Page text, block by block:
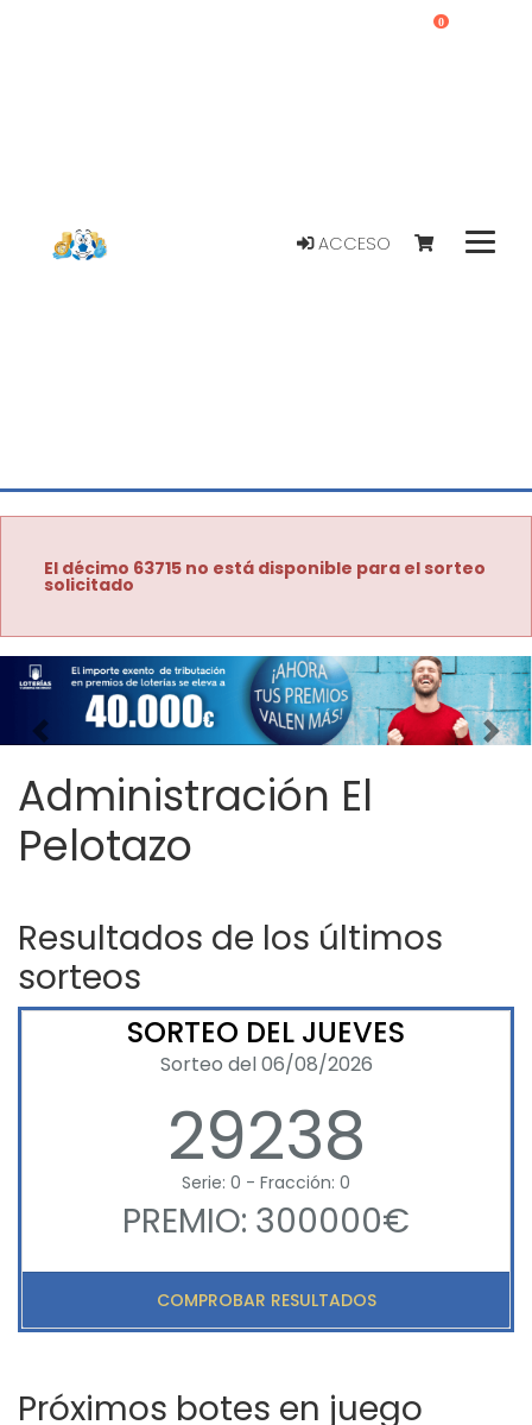
ACCESO
0
El décimo 63715 no está disponible para el sorteo
solicitado
Imagen anterior
Administración El
Pelotazo
Resultados de los últimos
sorteos
SORTEO DEL JUEVES
Sorteo del 06/08/2026
29238
Serie: 0 - Fracción: 0
PREMIO: 300000€
COMPROBAR RESULTADOS
Próximos botes en juego